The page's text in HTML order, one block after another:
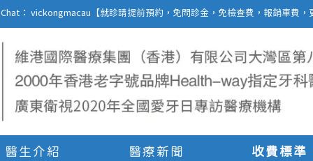
： vickongmacau【就診請提前預約，免問診金，免檢查費，報銷車費，
醫生介紹 醫療新聞 收費標準